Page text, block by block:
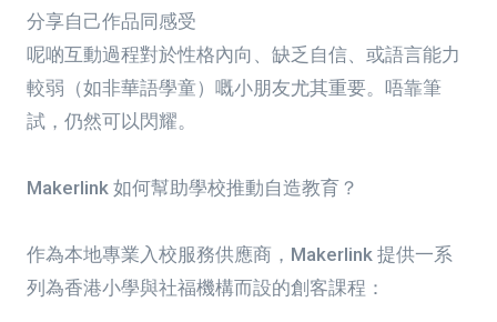
分享自己作品同感受
呢啲互動過程對於性格內向、缺乏自信、或語言能力
較弱（如非華語學童）嘅小朋友尤其重要。唔靠筆
試，仍然可以閃耀。
Makerlink 如何幫助學校推動自造教育？
作為本地專業入校服務供應商，Makerlink 提供一系
列為香港小學與社福機構而設的創客課程：